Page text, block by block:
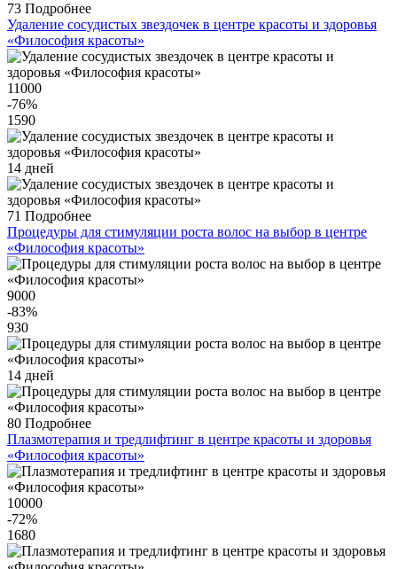
73 Подробнее
Удаление сосудистых звездочек в центре красоты и здоровья
«Философия красоты»
11000
-76%
1590
14 дней
71 Подробнее
Процедуры для стимуляции роста волос на выбор в центре
«Философия красоты»
9000
-83%
930
14 дней
80 Подробнее
Плазмотерапия и тредлифтинг в центре красоты и здоровья
«Философия красоты»
10000
-72%
1680